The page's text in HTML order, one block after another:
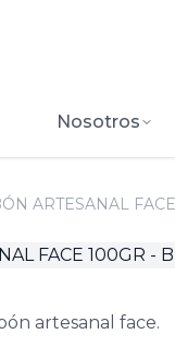
Nosotros
ARTESANAL
artesanal face.